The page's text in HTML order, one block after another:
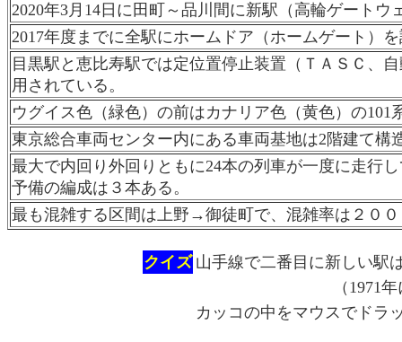
2020年3月14日に田町～品川間に新駅（高輪ゲートウ
2017年度までに全駅にホームドア（ホームゲート）
目黒駅と恵比寿駅では定位置停止装置（ＴＡＳＣ、
用されている。
ウグイス色（緑色）の前はカナリア色（黄色）の101
東京総合車両センター内にある車両基地は2階建て構
最大で内回り外回りともに24本の列車が一度に走行
予備の編成は３本ある。
最も混雑する区間は上野→御徒町で、混雑率は２０
クイズ 山手線で二番目に新しい
（1971
カッコの中をマウスでドラ